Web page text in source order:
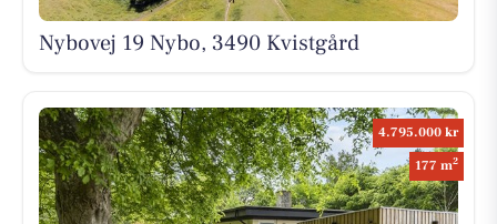
Nybovej 19 Nybo, 3490 Kvistgård
4.795.000 kr
177 m2